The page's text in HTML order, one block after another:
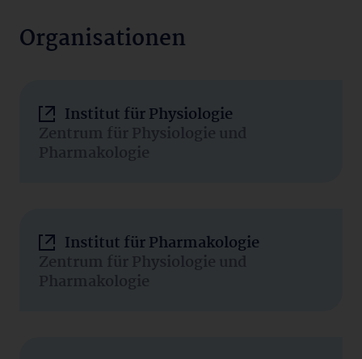
Organisationen
Institut für Physiologie
Zentrum für Physiologie und
Pharmakologie
Institut für Pharmakologie
Zentrum für Physiologie und
Pharmakologie